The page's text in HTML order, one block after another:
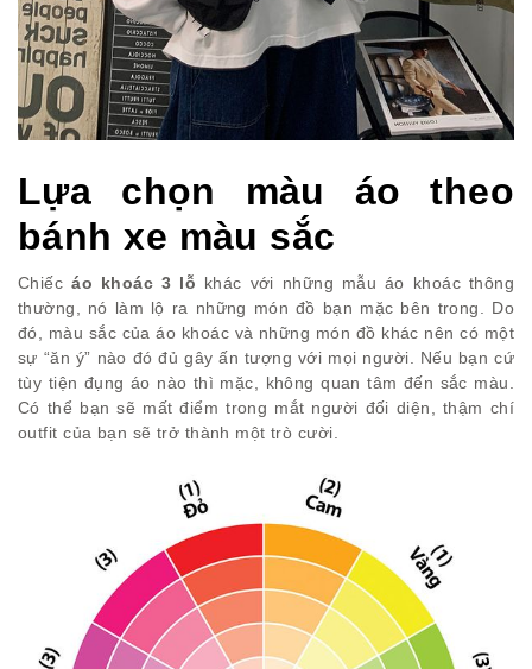
Lựa chọn màu áo theo
bánh xe màu sắc
Chiếcáo khoác 3 lỗ khác với những mẫu áo khoác thông
thường, nó làm lộ ra những món đồ bạn mặc bên trong. Do
đó, màu sắc của áo khoác và những món đồ khác nên có một
sự “ăn ý” nào đó đủ gây ấn tượng với mọi người. Nếu bạn cứ
tùy tiện đụng áo nào thì mặc, không quan tâm đến sắc màu.
Có thể bạn sẽ mất điểm trong mắt người đối diện, thậm chí
outfit của bạn sẽ trở thành một trò cười.